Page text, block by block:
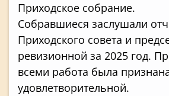
Приходское собрание.
Собравшиеся заслушали
Приходского совета и
ревизионной за 2025 год.
всеми работа была
удовлетворительной.